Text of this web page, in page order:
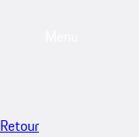
Retour